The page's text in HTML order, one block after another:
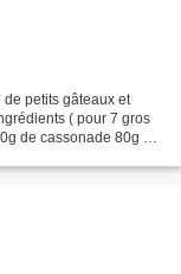
petits gâteaux et
( pour 7 gros
de cassonade 80g de